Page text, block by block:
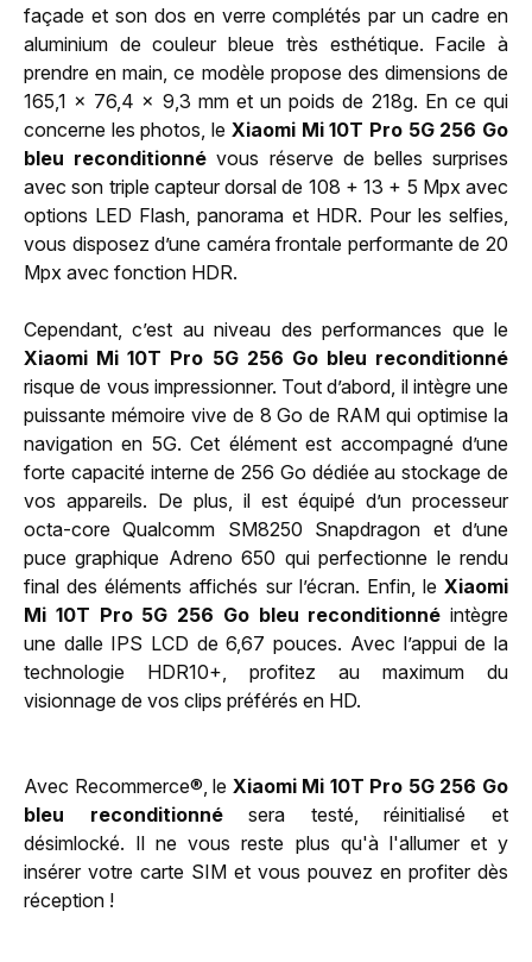
façade et son dos en verre complétés par un cadre en
aluminium de couleur bleue très esthétique. Facile à
prendre en main, ce modèle propose des dimensions de
165,1 x 76,4 x 9,3 mm et un poids de 218g. En ce qui
concerne les photos, le Xiaomi Mi 10T Pro 5G 256 Go
bleu reconditionné vous réserve de belles surprises
avec son triple capteur dorsal de 108 + 13 + 5 Mpx avec
options LED Flash, panorama et HDR. Pour les selfies,
vous disposez d’une caméra frontale performante de 20
Mpx avec fonction HDR.
Cependant, c’est au niveau des performances que le
Xiaomi Mi 10T Pro 5G 256 Go bleu reconditionné
risque de vous impressionner. Tout d’abord, il intègre une
puissante mémoire vive de 8 Go de RAM qui optimise la
navigation en 5G. Cet élément est accompagné d’une
forte capacité interne de 256 Go dédiée au stockage de
vos appareils. De plus, il est équipé d’un processeur
octa-core Qualcomm SM8250 Snapdragon et d’une
puce graphique Adreno 650 qui perfectionne le rendu
final des éléments affichés sur l’écran. Enfin, le Xiaomi
Mi 10T Pro 5G 256 Go bleu reconditionné intègre
une dalle IPS LCD de 6,67 pouces. Avec l’appui de la
technologie HDR10+, profitez au maximum du
visionnage de vos clips préférés en HD.
Avec Recommerce®, le Xiaomi Mi 10T Pro 5G 256 Go
bleu reconditionnésera testé, réinitialisé et
désimlocké. Il ne vous reste plus qu'à l'allumer et y
insérer votre carte SIM et vous pouvez en profiter dès
réception !